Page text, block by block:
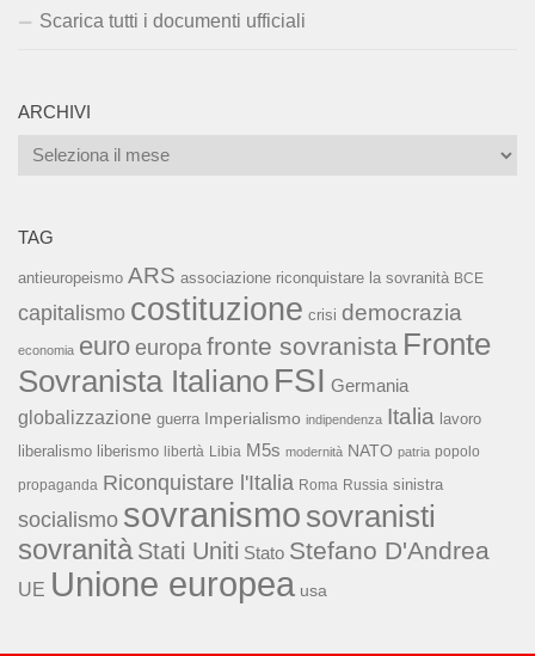
Scarica tutti i documenti ufficiali
ARCHIVI
Archivi
TAG
antieuropeismo ARS associazione riconquistare la sovranità BCE
capitalismo costituzione crisi democrazia
economia euro europa fronte sovranista Fronte
Sovranista Italiano FSI Germania
globalizzazione guerra Imperialismo indipendenza Italia lavoro
liberalismo liberismo libertà Libia M5s modernità NATO patria popolo
propaganda Riconquistare l'Italia Roma Russia sinistra
socialismo sovranismo sovranisti
sovranità Stati Uniti Stato Stefano D'Andrea
UE Unione europea usa